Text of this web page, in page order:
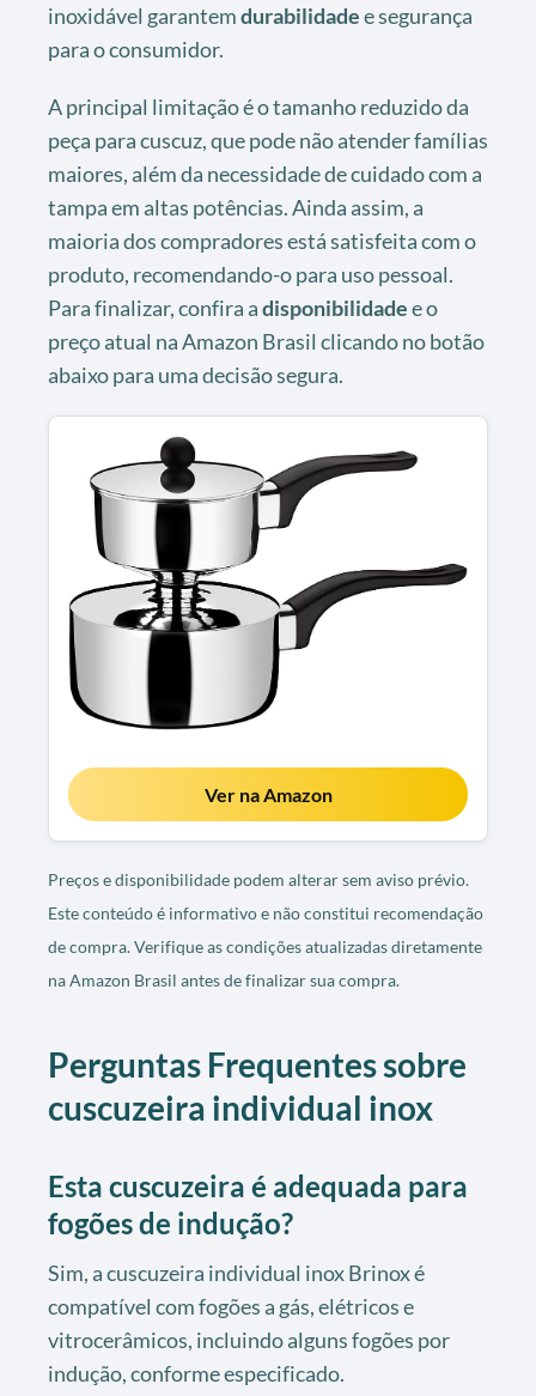
inoxidável garantemdurabilidadee segurança
para o consumidor.
A principal limitação é o tamanho reduzido da
peça para cuscuz, que pode não atender famílias
maiores, além da necessidade de cuidado com a
tampa em altas potências. Ainda assim, a
maioria dos compradores está satisfeita com o
produto, recomendando-o para uso pessoal.
Para finalizar, confira adisponibilidadee o
preço atual na Amazon Brasil clicando no botão
abaixo para uma decisão segura.
Ver na Amazon
Preços e disponibilidade podem alterar sem aviso prévio.
Este conteúdo é informativo e não constitui recomendação
de compra. Verifique as condições atualizadas diretamente
na Amazon Brasil antes de finalizar sua compra.
Perguntas Frequentes sobre
cuscuzeira individual inox
Esta cuscuzeira é adequada para
fogões de indução?
Sim, a cuscuzeira individual inox Brinox é
compatível com fogões a gás, elétricos e
vitrocerâmicos, incluindo alguns fogões por
indução, conforme especificado.